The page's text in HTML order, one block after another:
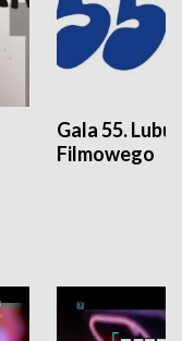
Gala 55.
Filmowego